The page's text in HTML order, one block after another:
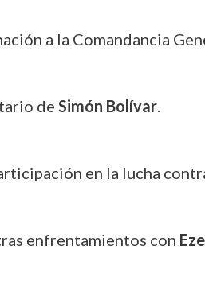
a la Comandancia
de Simón Bolívar.
en la lucha
enfrentamientos con